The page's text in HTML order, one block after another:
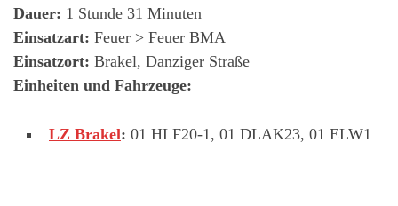
Dauer: 1 Stunde 31 Minuten
Einsatzart: Feuer > Feuer BMA
Einsatzort: Brakel, Danziger Straße
Einheiten und Fahrzeuge:
LZ Brakel: 01 HLF20-1, 01 DLAK23, 01 ELW1